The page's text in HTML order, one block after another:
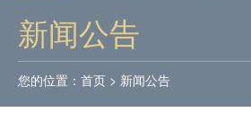
我的足迹：
新闻公告
您的位置： 首页 > 新闻公告